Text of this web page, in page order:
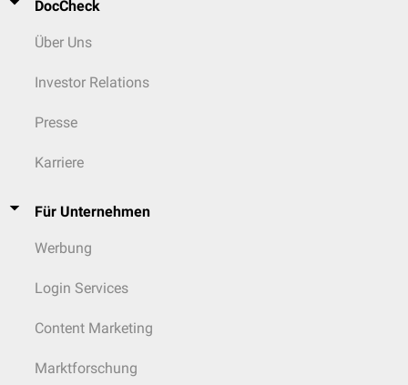
DocCheck
Über Uns
Investor Relations
Presse
Karriere
Für Unternehmen
Werbung
Login Services
Content Marketing
Marktforschung